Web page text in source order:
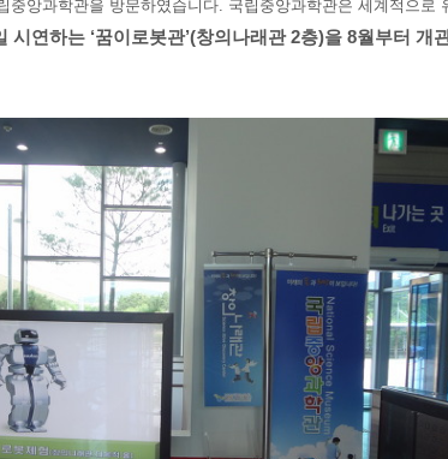
중앙과학관을 방문하였습니다. 국립중앙과학관은 세계적으로
시연하는 ‘꿈이로봇관’(창의나래관 2층)을 8월부터 개